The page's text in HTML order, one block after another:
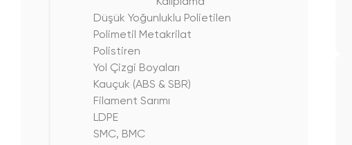
Düşük Yoğunluklu Polietilen
Polimetil Metakrilat
Polistiren
Yol Çizgi Boyaları
Kauçuk (ABS & SBR)
Filament Sarımı
LDPE
SMC, BMC